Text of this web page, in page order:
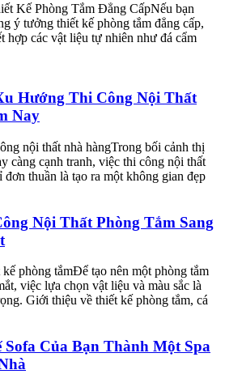
Kế Phòng Tắm Đẳng CấpNếu bạn
ý tưởng thiết kế phòng tắm đẳng cấp,
hợp các vật liệu tự nhiên như đá cẩm
Hướng Thi Công Nội Thất
Nay
nội thất nhà hàngTrong bối cảnh thị
càng cạnh tranh, việc thi công nội thất
đơn thuần là tạo ra một không gian đẹp
Nội Thất Phòng Tắm Sang
phòng tắmĐể tạo nên một phòng tắm
việc lựa chọn vật liệu và màu sắc là
Giới thiệu về thiết kế phòng tắm, cá
Sofa Của Bạn Thành Một Spa